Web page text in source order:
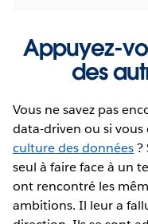
Appuyez-
des
Vous ne savez pas
data-driven ou si
culture des données?
seul à faire face à un
ont rencontré les
ambitions. Il leur a